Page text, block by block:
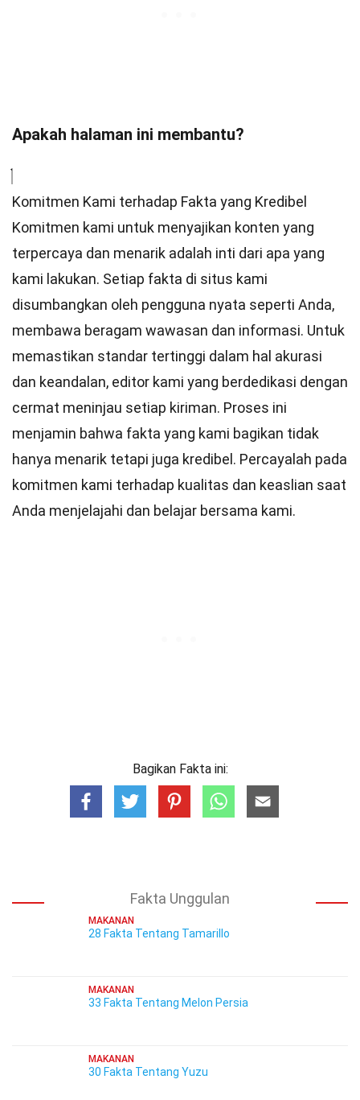
Apakah halaman ini membantu?
Komitmen Kami terhadap Fakta yang Kredibel
Komitmen kami untuk menyajikan konten yang
terpercaya dan menarik adalah inti dari apa yang
kami lakukan. Setiap fakta di situs kami
disumbangkan oleh pengguna nyata seperti Anda,
membawa beragam wawasan dan informasi. Untuk
memastikan standar tertinggi dalam hal akurasi
dan keandalan, editor kami yang berdedikasi dengan
cermat meninjau setiap kiriman. Proses ini
menjamin bahwa fakta yang kami bagikan tidak
hanya menarik tetapi juga kredibel. Percayalah pada
komitmen kami terhadap kualitas dan keaslian saat
Anda menjelajahi dan belajar bersama kami.
Bagikan Fakta ini:
Fakta Unggulan
MAKANAN
28 Fakta Tentang Tamarillo
MAKANAN
33 Fakta Tentang Melon Persia
MAKANAN
30 Fakta Tentang Yuzu